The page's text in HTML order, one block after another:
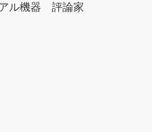
ル機器 評論家